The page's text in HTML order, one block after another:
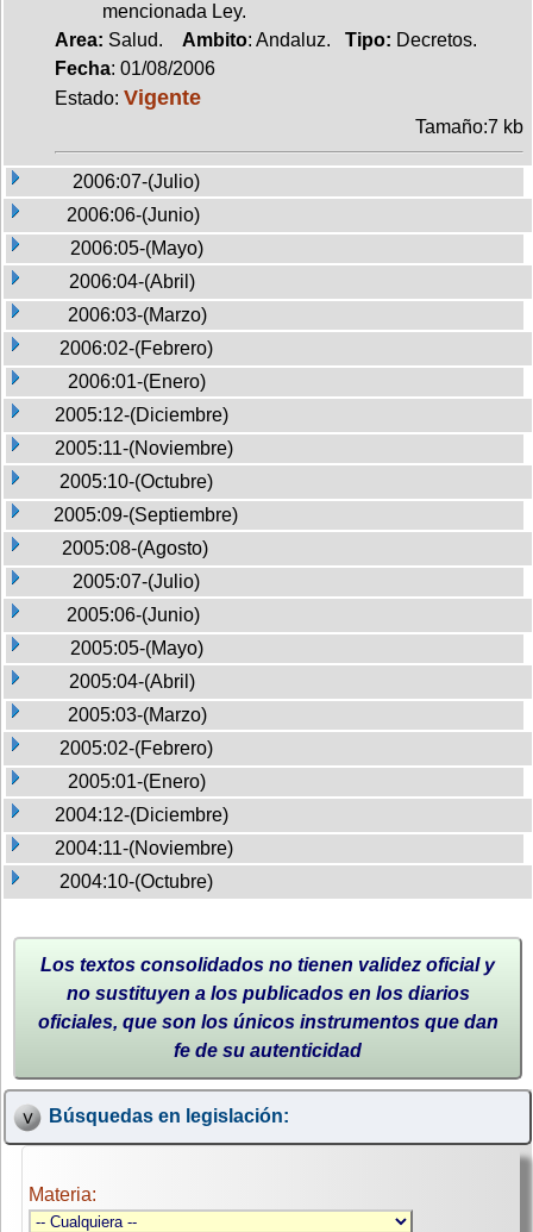
mencionada Ley.
Area: Salud. Ambito: Andaluz. Tipo: Decretos.
Fecha: 01/08/2006
Estado: Vigente
Tamaño:7 kb
2006:07-(Julio)
2006:06-(Junio)
2006:05-(Mayo)
2006:04-(Abril)
2006:03-(Marzo)
2006:02-(Febrero)
2006:01-(Enero)
2005:12-(Diciembre)
2005:11-(Noviembre)
2005:10-(Octubre)
2005:09-(Septiembre)
2005:08-(Agosto)
2005:07-(Julio)
2005:06-(Junio)
2005:05-(Mayo)
2005:04-(Abril)
2005:03-(Marzo)
2005:02-(Febrero)
2005:01-(Enero)
2004:12-(Diciembre)
2004:11-(Noviembre)
2004:10-(Octubre)
Los textos consolidados no tienen validez oficial y
no sustituyen a los publicados en los diarios
oficiales, que son los únicos instrumentos que dan
fe de su autenticidad
Búsquedas en legislación:
Materia: